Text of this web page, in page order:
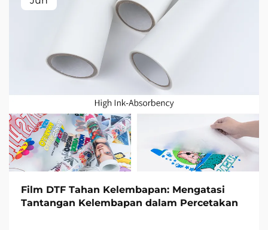
Film DTF Tahan Kelembapan: Mengatasi
Tantangan Kelembapan dalam Percetakan